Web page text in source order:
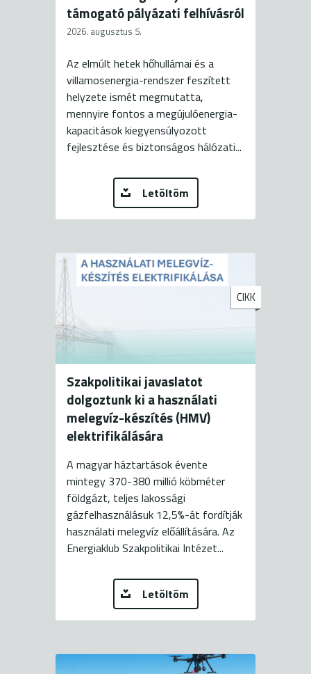
támogató pályázati felhívásról
2026. augusztus 5.
Az elmúlt hetek hőhullámai és a
villamosenergia-rendszer feszített
helyzete ismét megmutatta,
mennyire fontos a megújulóenergia-
kapacitások kiegyensúlyozott
fejlesztése és biztonságos hálózati...
Letöltöm
CIKK
Szakpolitikai javaslatot
dolgoztunk ki a használati
melegvíz-készítés (HMV)
elektrifikálására
A magyar háztartások évente
mintegy 370-380 millió köbméter
földgázt, teljes lakossági
gázfelhasználásuk 12,5%-át fordítják
használati melegvíz előállítására. Az
Energiaklub Szakpolitikai Intézet...
Letöltöm